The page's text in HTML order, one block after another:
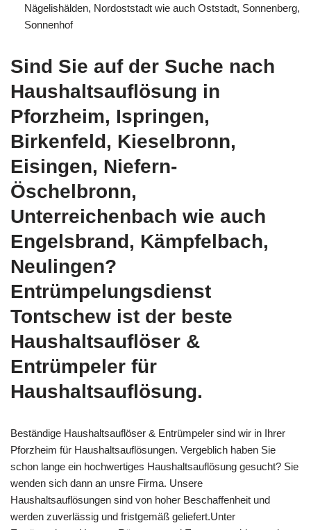
Nägelishälden, Nordoststadt wie auch Oststadt, Sonnenberg,
Sonnenhof
Sind Sie auf der Suche nach
Haushaltsauflösung in
Pforzheim, Ispringen,
Birkenfeld, Kieselbronn,
Eisingen, Niefern-
Öschelbronn,
Unterreichenbach wie auch
Engelsbrand, Kämpfelbach,
Neulingen?
Entrümpelungsdienst
Tontschew ist der beste
Haushaltsauflöser &
Entrümpeler für
Haushaltsauflösung.
Beständige Haushaltsauflöser & Entrümpeler sind wir in Ihrer
Pforzheim für Haushaltsauflösungen. Vergeblich haben Sie
schon lange ein hochwertiges Haushaltsauflösung gesucht? Sie
wenden sich dann an unsre Firma. Unsere
Haushaltsauflösungen sind von hoher Beschaffenheit und
werden zuverlässig und fristgemäß geliefert.Unter